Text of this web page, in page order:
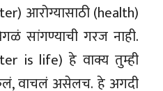
आरोग्यासाठी (health)
सांगण्याची गरज नाही.
is life) हे वाक्य तुम्ही
वाचलं असेलच. हे अगदी